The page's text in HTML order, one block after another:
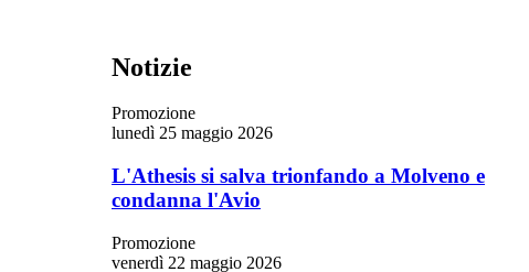
Notizie
Promozione
lunedì 25 maggio 2026
L'Athesis si salva trionfando a Molveno e
condanna l'Avio
Promozione
venerdì 22 maggio 2026